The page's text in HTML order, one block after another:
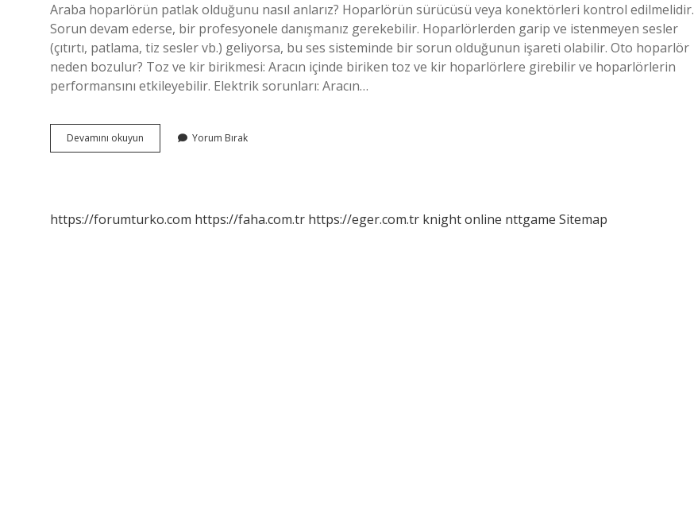
Araba hoparlörün patlak olduğunu nasıl anlarız? Hoparlörün sürücüsü veya konektörleri kontrol edilmelidir.
Sorun devam ederse, bir profesyonele danışmanız gerekebilir. Hoparlörlerden garip ve istenmeyen sesler
(çıtırtı, patlama, tiz sesler vb.) geliyorsa, bu ses sisteminde bir sorun olduğunun işareti olabilir. Oto hoparlör
neden bozulur? Toz ve kir birikmesi: Aracın içinde biriken toz ve kir hoparlörlere girebilir ve hoparlörlerin
performansını etkileyebilir. Elektrik sorunları: Aracın…
Devamını okuyun
Hoparlörü
Yorum Bırak
https://forumturko.com https://faha.com.tr https://eger.com.tr knight online nttgame Sitemap